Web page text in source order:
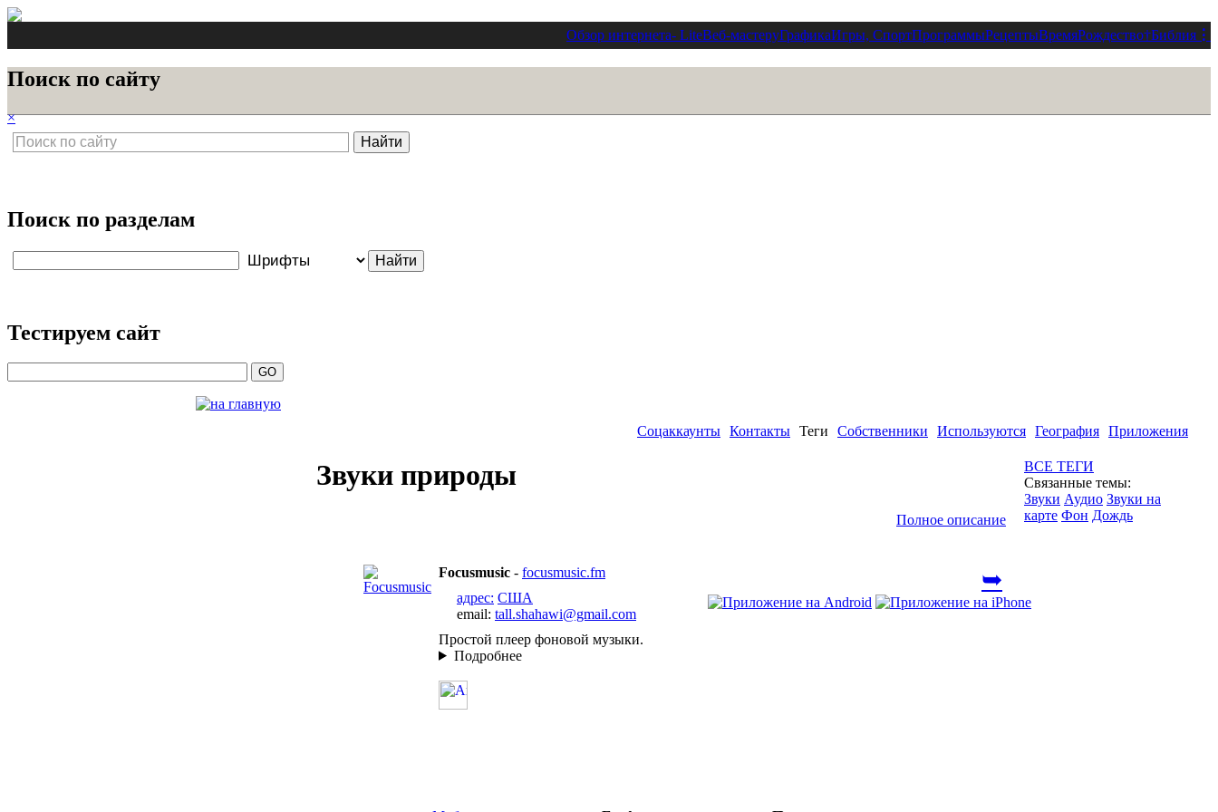
Обзор интернета- LiteВеб-мастеруГрафикаИгры, СпортПрограммыРецептыВремяРождество†Библия ⋮
Поиск по сайту
×
Поиск по разделам
Тестируем сайт
Соцаккаунты Контакты Теги Собственники Используются География Приложения
Звуки природы
Полное описание
Focusmusic - focusmusic.fm
адрес: США
email: tall.shahawi@gmail.com
Простой плеер фоновой музыки.
Подробнее
➥
ВСЕ ТЕГИ
Связанные темы:
Звуки Аудио Звуки на
карте Фон Дождь